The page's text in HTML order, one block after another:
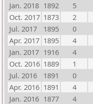
Jan. 2018 1892 5
Oct. 2017 1873 2
Jul. 2017
1895 0
Apr. 2017 1895 4
Jan. 2017 1916 4
Oct. 2016 1889 1
Jul. 2016
1891 0
Apr. 2016 1891 4
Jan. 2016 1877 4